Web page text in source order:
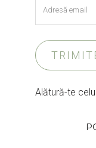
email
Alătură-te